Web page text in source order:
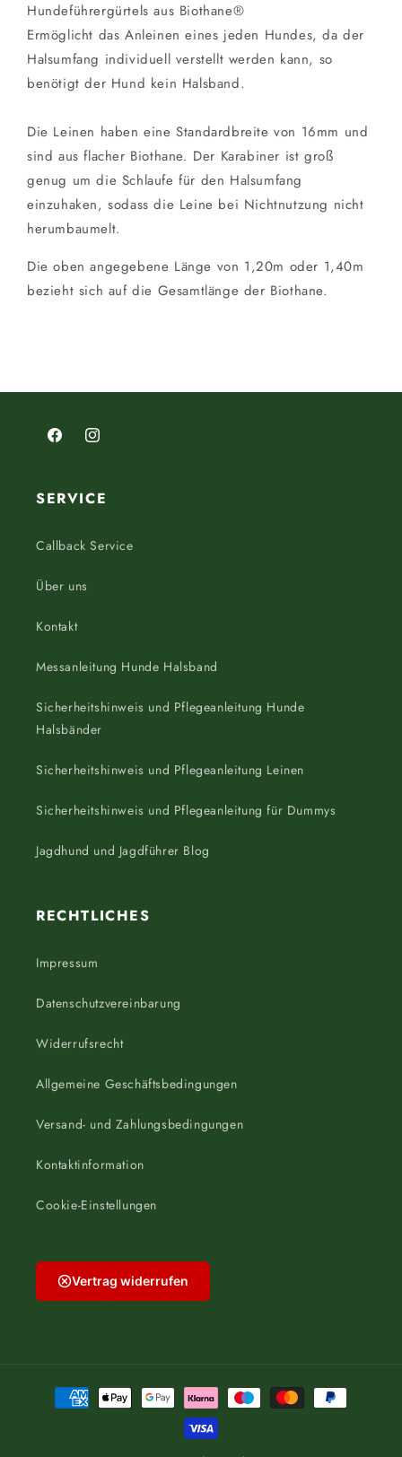
Hundeführergürtels aus Biothane®
Ermöglicht das Anleinen eines jeden Hundes, da der
Halsumfang individuell verstellt werden kann, so
benötigt der Hund kein Halsband.
Die Leinen haben eine Standardbreite von 16mm und
sind aus flacher Biothane. Der Karabiner ist groß
genug um die Schlaufe für den Halsumfang
einzuhaken, sodass die Leine bei Nichtnutzung nicht
herumbaumelt.
Die oben angegebene Länge von 1,20m oder 1,40m
bezieht sich auf die Gesamtlänge der Biothane.
FacebookInstagram
SERVICE
Callback Service
Über uns
Kontakt
Messanleitung Hunde Halsband
Sicherheitshinweis und Pflegeanleitung Hunde
Halsbänder
Sicherheitshinweis und Pflegeanleitung Leinen
Sicherheitshinweis und Pflegeanleitung für Dummys
Jagdhund und Jagdführer Blog
RECHTLICHES
Impressum
Datenschutzvereinbarung
Widerrufsrecht
Allgemeine Geschäftsbedingungen
Versand- und Zahlungsbedingungen
Kontaktinformation
Cookie-Einstellungen
Vertrag widerrufen
Zahlungsmethoden